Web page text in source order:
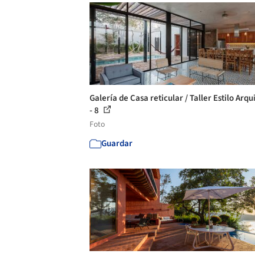
Galería de Casa reticular / Taller Estilo
- 8
Foto
Guardar